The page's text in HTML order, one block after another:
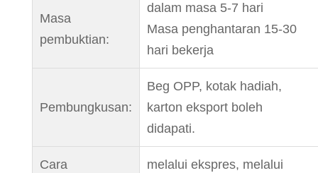
Masa
pembuktian:
dalam masa 5-7 hari
Masa penghantaran 15-30
hari bekerja
Pembungkusan:
Beg OPP, kotak hadiah,
karton eksport boleh
didapati.
Cara
melalui ekspres, melalui